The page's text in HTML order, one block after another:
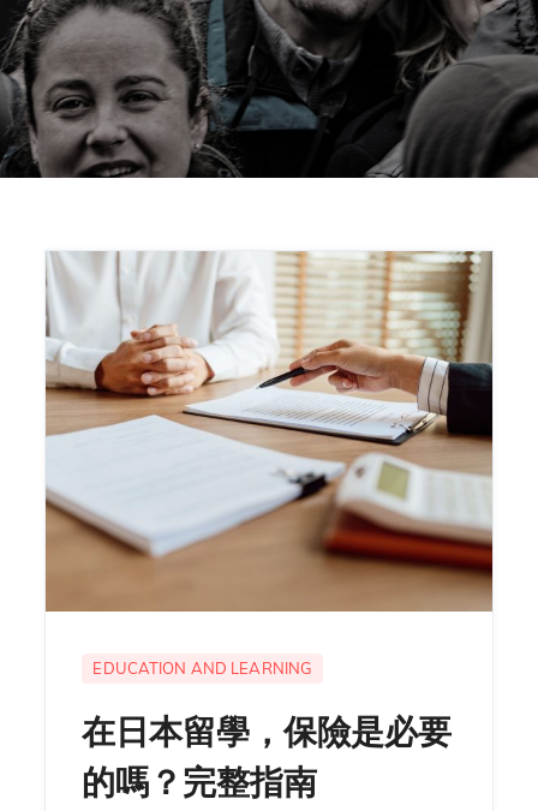
EDUCATION AND LEARNING
在日本留學，保險是必要
的嗎？完整指南